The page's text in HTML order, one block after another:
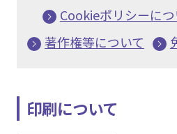
Cookieポリシーにつ
著作権等について
印刷について